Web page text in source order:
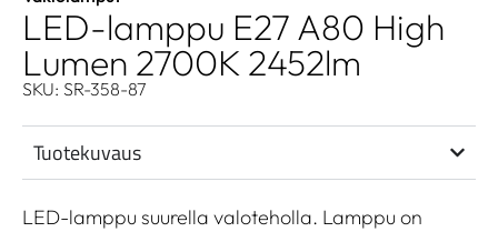
LED-lamppu E27 A80 High
Lumen 2700K 2452lm
SKU: SR-358-87
Tuotekuvaus
LED-lamppu suurella valoteholla. Lamppu on